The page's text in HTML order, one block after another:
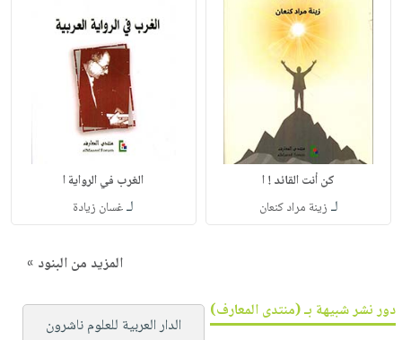
كن أنت القائد ! ا
لـ زينة مراد كنعان
الغرب في الرواية ا
لـغسان زيادة
المزيد من البنود »
دور نشر شبيهة بـ (منتدى المعارف)
الدار العربية للعلوم ناشرون